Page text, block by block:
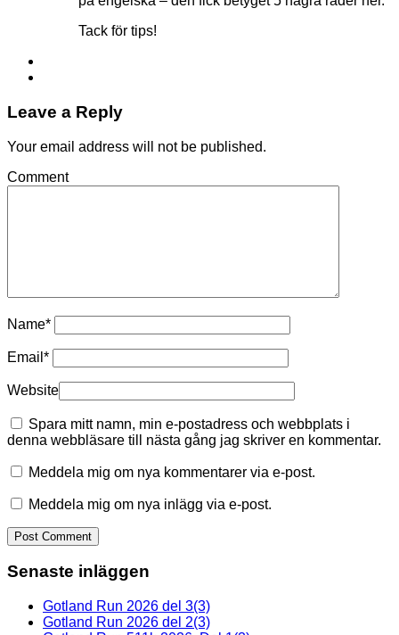
Tack för tips!
Leave a Reply
Your email address will not be published.
Comment
Name*
Email *
Website
Spara mitt namn, min e-postadress och webbplats i
denna webbläsare till nästa gång jag skriver en kommentar.
Meddela mig om nya kommentarer via e-post.
Meddela mig om nya inlägg via e-post.
Senaste inläggen
Gotland Run 2026 del 3(3)
Gotland Run 2026 del 2(3)